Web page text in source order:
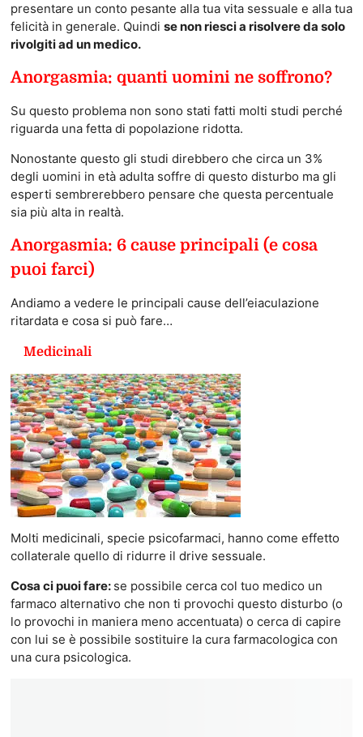
presentare un conto pesante alla tua vita sessuale e alla tua
felicità in generale. Quindi se non riesci a risolvere da solo
rivolgiti ad un medico.
Anorgasmia: quanti uomini ne soffrono?
Su questo problema non sono stati fatti molti studi perché
riguarda una fetta di popolazione ridotta.
Nonostante questo gli studi direbbero che circa un 3%
degli uomini in età adulta soffre di questo disturbo ma gli
esperti sembrerebbero pensare che questa percentuale
sia più alta in realtà.
Anorgasmia: 6 cause principali (e cosa
puoi farci)
Andiamo a vedere le principali cause dell’eiaculazione
ritardata e cosa si può fare…
Medicinali
Molti medicinali, specie psicofarmaci, hanno come effetto
collaterale quello di ridurre il drive sessuale.
Cosa ci puoi fare: se possibile cerca col tuo medico un
farmaco alternativo che non ti provochi questo disturbo (o
lo provochi in maniera meno accentuata) o cerca di capire
con lui se è possibile sostituire la cura farmacologica con
una cura psicologica.